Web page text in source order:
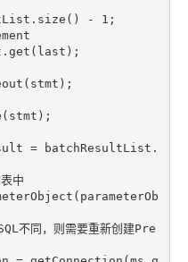
- 1 ;
中
不同，则需要重新创建Pre